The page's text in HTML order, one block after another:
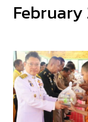
February